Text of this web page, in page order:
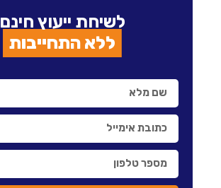
לשיחת ייעוץ חינם
ללא התחייבות